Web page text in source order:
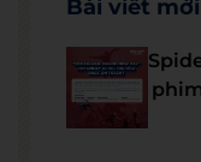
Bài viết